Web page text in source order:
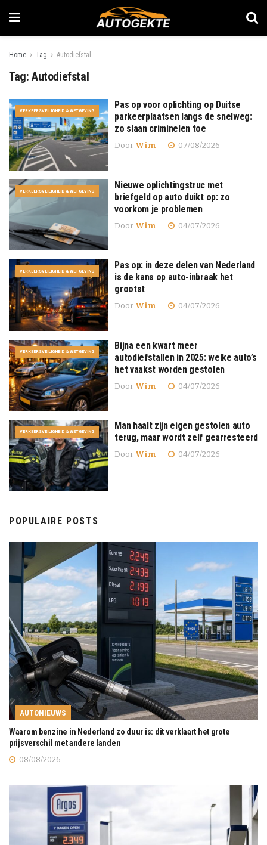
Home Tag Autodiefstal
Tag: Autodiefstal
VERKEERSVEILIGHEID & WETGEVING
Pas op voor oplichting op Duitse
parkeerplaatsen langs de snelweg:
zo slaan criminelen toe
Door Wim 07/08/2026
VERKEERSVEILIGHEID & WETGEVING
Nieuwe oplichtingstruc met
briefgeld op auto duikt op: zo
voorkom je problemen
Door Wim 04/07/2026
VERKEERSVEILIGHEID & WETGEVING
Pas op: in deze delen van Nederland
is de kans op auto-inbraak het
grootst
Door Wim 04/07/2026
VERKEERSVEILIGHEID & WETGEVING
Bijna een kwart meer
autodiefstallen in 2025: welke auto’s
het vaakst worden gestolen
Door Wim 04/07/2026
VERKEERSVEILIGHEID & WETGEVING
Man haalt zijn eigen gestolen auto
terug, maar wordt zelf gearresteerd
Door Wim 04/07/2026
POPULAIRE POSTS
AUTONIEUWS
Waarom benzine in Nederland zo duur is: dit verklaart het grote
prijsverschil met andere landen
08/08/2026